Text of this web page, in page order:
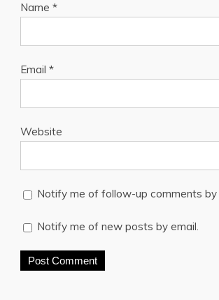
Name *
Email *
Website
Notify me of follow-up comments by
Notify me of new posts by email.